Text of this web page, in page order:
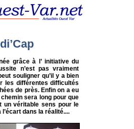
grâce à l’ initiative du
n’est pas vraiment
souligner qu’il y a bien
les différentes difficultés
de près. Enfin on a eu
sera long pour que
un véritable sens pour le
dans la réalité....